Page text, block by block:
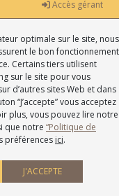
Accès gérant
optimale sur le site, nous
le bon fonctionnement
Certains tiers utilisent
sur le site pour vous
d’autres sites Web et dans
“J’accepte” vous acceptez
plus, vous pouvez lire notre
que notre “Politique de
préférences ici.
J'ACCEPTE